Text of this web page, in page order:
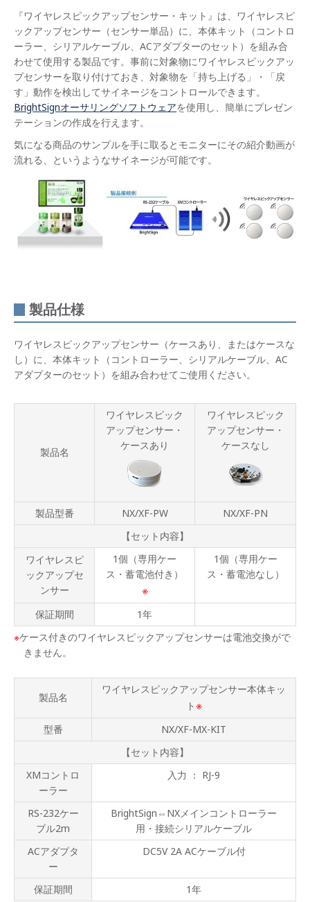
『ワイヤレスピックアップセンサー・キット』は、ワイヤレスピ
ックアップセンサー（センサー単品）に、本体キット（コントロ
ーラー、シリアルケーブル、ACアダプターのセット）を組み合
わせて使用する製品です。事前に対象物にワイヤレスピックアッ
プセンサーを取り付けておき、対象物を「持ち上げる」・「戻
す」動作を検出してサイネージをコントロールできます。
BrightSignオーサリングソフトウェアを使用し、簡単にプレゼン
テーションの作成を行えます。
気になる商品のサンプルを手に取るとモニターにその紹介動画が
流れる、というようなサイネージが可能です。
製品仕様
ワイヤレスピックアップセンサー（ケースあり、またはケースな
し）に、本体キット（コントローラー、シリアルケーブル、AC
アダプターのセット）を組み合わせてご使用ください。
製品名
ワイヤレスピック
アップセンサー・
ケースあり
ワイヤレスピック
アップセンサー・
ケースなし
製品型番 NX/XF-PW
NX/XF-PN
【セット内容】
ワイヤレスピ
ックアップセ
ンサー
1個（専用ケー
ス・蓄電池付き）
※
1個（専用ケー
ス・蓄電池なし）
保証期間
1年
ケース付きのワイヤレスピックアップセンサーは電池交換がで
きません。
製品名
ワイヤレスピックアップセンサー本体キッ
ト※
型番
NX/XF-MX-KIT
【セット内容】
XMコントロ
ーラー
入力 ： RJ-9
RS-232ケー
ブル2m
BrightSign⇔NXメインコントローラー
用・接続シリアルケーブル
ACアダプタ
ー
DC5V 2A ACケーブル付
保証期間 1年